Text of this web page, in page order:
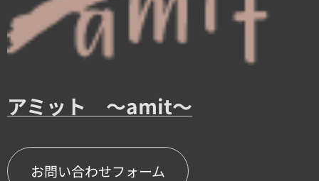
アミット ～amit～
お問い合わせフォーム